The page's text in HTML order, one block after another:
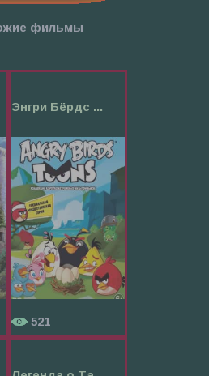
фильмы
Энгри Бёрдс ...
521